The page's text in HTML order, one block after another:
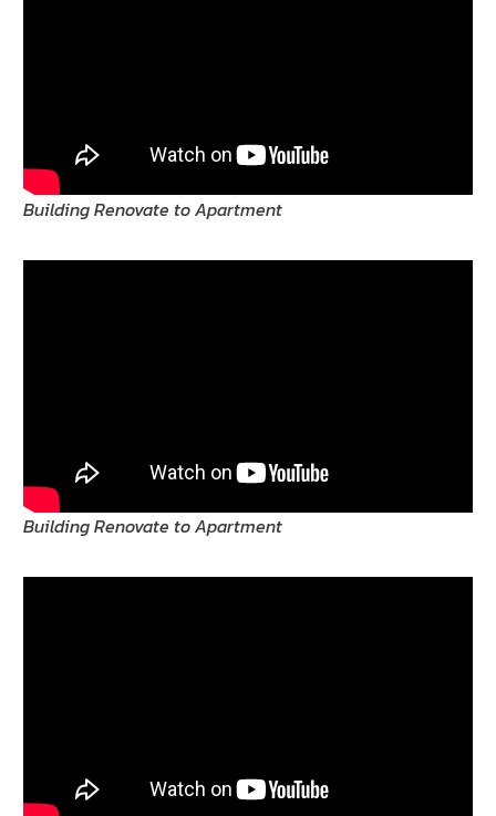
Building Renovate to Apartment
Building Renovate to Apartment